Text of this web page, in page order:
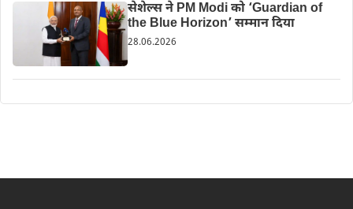
सेशेल्स ने PM Modi को ‘Guardian of
the Blue Horizon’ सम्मान दिया
28.06.2026